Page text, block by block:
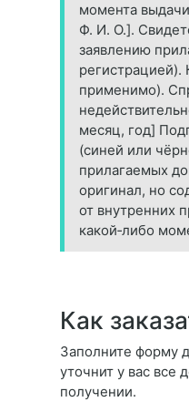
момента
Ф. И. О.].
заявлению
применимо).
месяц, год]
(синей или
прилагаемых
оригинал, но
от внутренних
какой‑либо
Как
Заполните форму
уточнит у вас все
получении.